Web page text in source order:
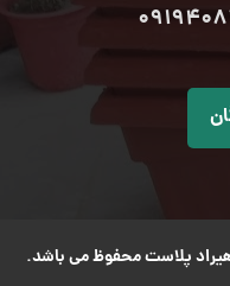
پلاست محفوظ می باشد.